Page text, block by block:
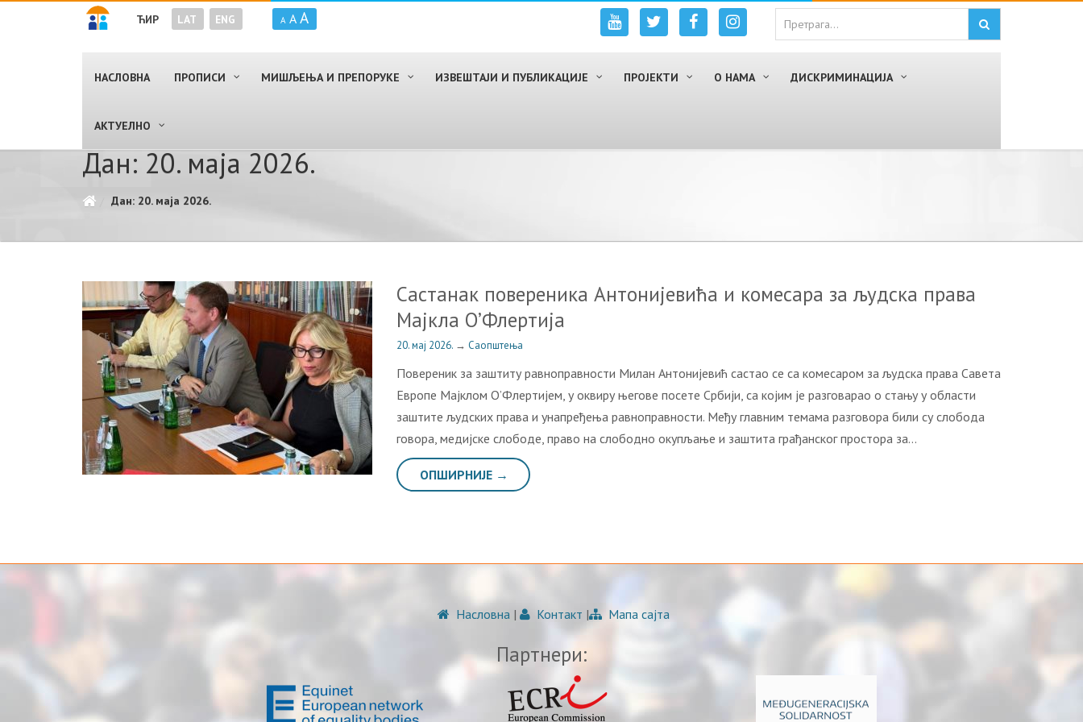
ЋИР LAT ENG A A A
НАСЛОВНА ПРОПИСИ МИШЉЕЊА И ПРЕПОРУКЕ ИЗВЕШТАЈИ И ПУБЛИКАЦИЈЕ ПРОЈЕКТИ О НАМА ДИСКРИМИНАЦИЈА
AКТУЕЛНО
Дан: 20. маја 2026.
Дан: 20. маја 2026.
Састанак повереника Антонијевића и комесара за људска права
Мајкла О’Флертија
20. мај 2026. → Саопштења
Повереник за заштиту равноправности Милан Антонијевић састао се са комесаром за људска права Савета
Европе Мајклом О’Флертијем, у оквиру његове посете Србији, са којим је разговарао о стању у области
заштите људских права и унапређења равноправности. Међу главним темама разговора били су слобода
говора, медијске слободе, право на слободно окупљање и заштита грађанског простора за…
ОПШИРНИЈЕ →
Насловна | Контакт | Мапа сајта
Партнери: